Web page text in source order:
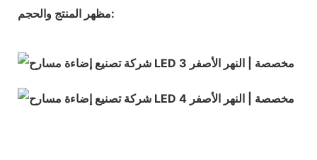
مظهر المنتج والحجم: